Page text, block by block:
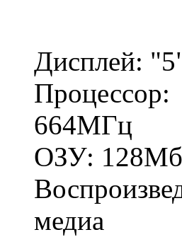
Дисплей:
Процессор:
664МГц
ОЗУ: 128Мб
медиа